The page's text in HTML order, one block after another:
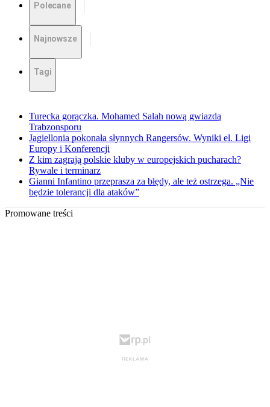
Polecane
Najnowsze
Tagi
Turecka gorączka. Mohamed Salah nową gwiazdą
Trabzonsporu
Jagiellonia pokonała słynnych Rangersów. Wyniki el. Ligi
Europy i Konferencji
Z kim zagrają polskie kluby w europejskich pucharach?
Rywale i terminarz
Gianni Infantino przeprasza za błędy, ale też ostrzega. „Nie
będzie tolerancji dla ataków”
Promowane treści